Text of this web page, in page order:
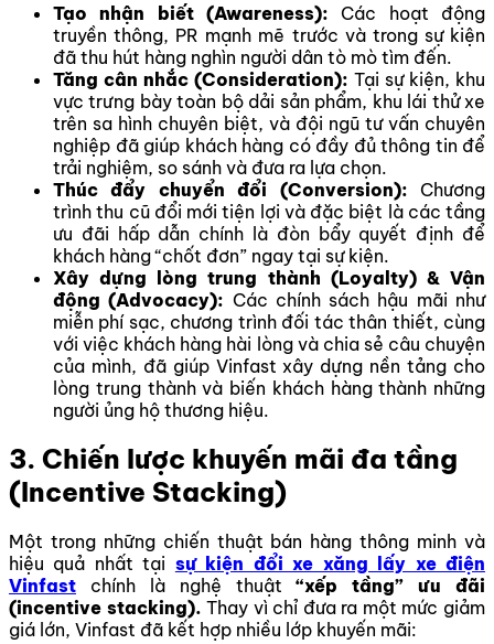
Tạo nhận biết (Awareness): Các hoạt động
truyền thông, PR mạnh mẽ trước và trong sự kiện
đã thu hút hàng nghìn người dân tò mò tìm đến.
Tăng cân nhắc (Consideration): Tại sự kiện, khu
vực trưng bày toàn bộ dải sản phẩm, khu lái thử xe
trên sa hình chuyên biệt, và đội ngũ tư vấn chuyên
nghiệp đã giúp khách hàng có đầy đủ thông tin để
trải nghiệm, so sánh và đưa ra lựa chọn.
Thúc đẩy chuyển đổi (Conversion): Chương
trình thu cũ đổi mới tiện lợi và đặc biệt là các tầng
ưu đãi hấp dẫn chính là đòn bẩy quyết định để
khách hàng “chốt đơn” ngay tại sự kiện.
Xây dựng lòng trung thành (Loyalty) & Vận
động (Advocacy): Các chính sách hậu mãi như
miễn phí sạc, chương trình đối tác thân thiết, cùng
với việc khách hàng hài lòng và chia sẻ câu chuyện
của mình, đã giúp Vinfast xây dựng nền tảng cho
lòng trung thành và biến khách hàng thành những
người ủng hộ thương hiệu.
3. Chiến lược khuyến mãi đa tầng
(Incentive Stacking)
Một trong những chiến thuật bán hàng thông minh và
hiệu quả nhất tại sự kiện đổi xe xăng lấy xe điện
Vinfast chính là nghệ thuật“xếp tầng” ưu đãi
(incentive stacking). Thay vì chỉ đưa ra một mức giảm
giá lớn, Vinfast đã kết hợp nhiều lớp khuyến mãi: